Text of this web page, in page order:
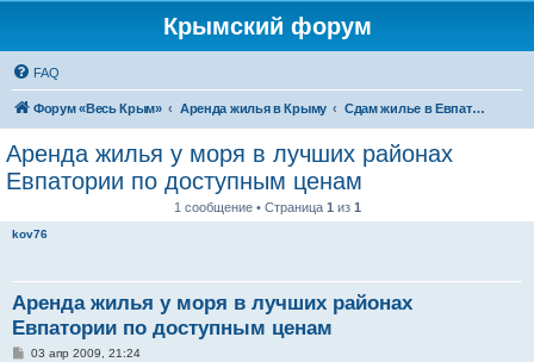
Крымский форум
FAQ
Форум «Весь Крым» Аренда жилья в Крыму Сдам жилье в Евпатории, Саках
Аренда жилья у моря в лучших районах
Евпатории по доступным ценам
1 сообщение • Страница 1 из 1
kov76
Аренда жилья у моря в лучших районах
Евпатории по доступным ценам
С03 апр 2009, 21:24